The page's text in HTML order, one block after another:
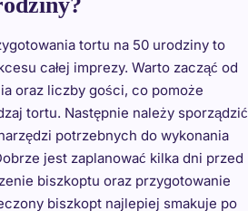
tortu na 50 urodziny to
całej imprezy. Warto zacząć od
oraz liczby gości, co pomoże
tortu. Następnie należy sporządzić
potrzebnych do wykonania
jest zaplanować kilka dni przed
biszkoptu oraz przygotowanie
biszkopt najlepiej smakuje po